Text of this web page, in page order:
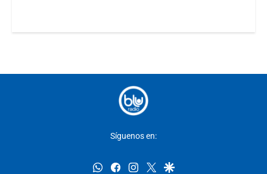
Síguenos en:
whatsappfacebookinstagram
twittergoogle